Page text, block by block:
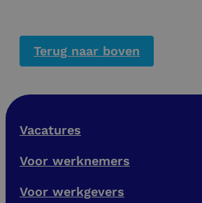
Terug naar boven
Vacatures
Voor werknemers
Voor werkgevers